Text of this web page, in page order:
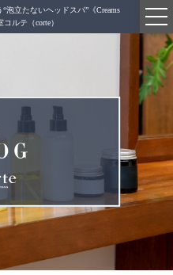
立たないヘッドスパ”《Creams
ルテ（corte）GALLERY
RECRUIT
CONTACT